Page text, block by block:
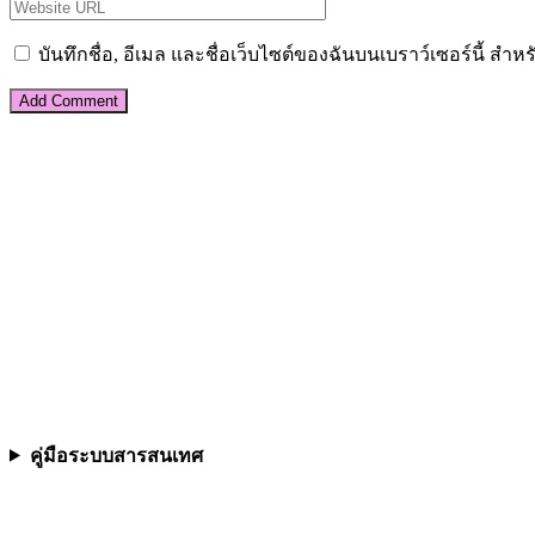
บันทึกชื่อ, อีเมล และชื่อเว็บไซต์ของฉันบนเบราว์เซอร์นี้ สำห
คู่มือระบบสารสนเทศ